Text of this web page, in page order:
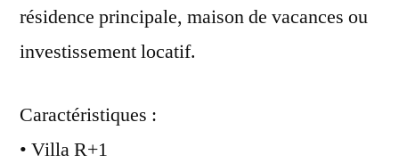
résidence principale, maison de vacances ou
investissement locatif.
Caractéristiques :
• Villa R+1